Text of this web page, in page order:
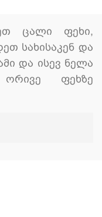
ცალი ფეხი,
სახისაკენ და
და ისევ ნელა
ორივე ფეხზე